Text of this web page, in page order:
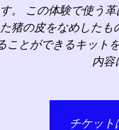
。 この体験で使う
猪の皮をなめした
ことができるキット
内容
チケット